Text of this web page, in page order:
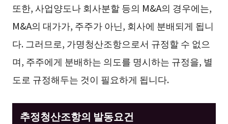
또한, 사업양도나 회사분할 등의 M&A의 경우에는,
M&A의 대가가, 주주가 아닌, 회사에 분배되게 됩니
다. 그러므로, 가명청산조항으로서 규정할 수 없으
며, 주주에게 분배하는 의도를 명시하는 규정을, 별
도로 규정해두는 것이 필요하게 됩니다.
추정청산조항의 발동요건